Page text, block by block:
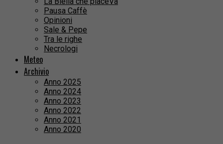
Pausa Caffè
Opinioni
Sale & Pepe
Tra le righe
Necrologi
Meteo
Archivio
Anno 2025
Anno 2024
Anno 2023
Anno 2022
Anno 2021
Anno 2020